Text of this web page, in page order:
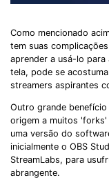
Como mencionado
tem suas
aprender a usá-lo para
tela, pode se
streamers aspirantes
Outro grande
origem a muitos 'forks'
uma versão do
inicialmente o OBS
StreamLabs, para
abrangente.